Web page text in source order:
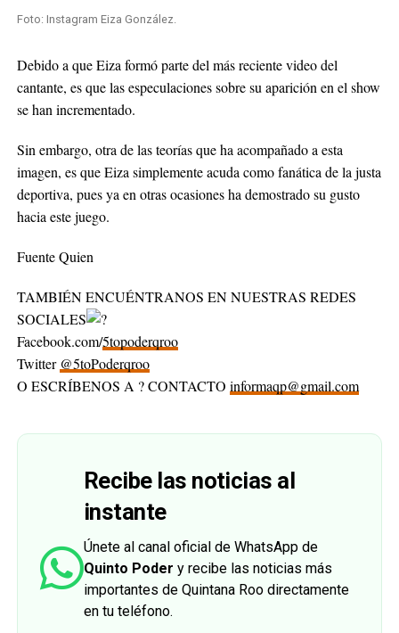
Foto: Instagram Eiza González.
Debido a que Eiza formó parte del más reciente video del
cantante, es que las especulaciones sobre su aparición en el show
se han incrementado.
Sin embargo, otra de las teorías que ha acompañado a esta
imagen, es que Eiza simplemente acuda como fanática de la justa
deportiva, pues ya en otras ocasiones ha demostrado su gusto
hacia este juego.
Fuente Quien
TAMBIÉN ENCUÉNTRANOS EN NUESTRAS REDES
SOCIALES
Facebook.com/5topoderqroo
Twitter @5toPoderqroo
O ESCRÍBENOS A ? CONTACTO informaqp@gmail.com
Recibe las noticias al
instante
Únete al canal oficial de WhatsApp de
Quinto Poder y recibe las noticias más
importantes de Quintana Roo directamente
en tu teléfono.